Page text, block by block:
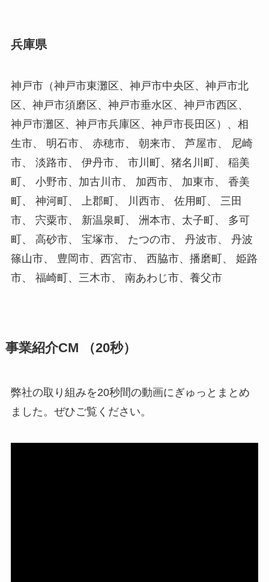
兵庫県
神戸市（神戸市東灘区、神戸市中央区、神戸市北
区、神戸市須磨区、神戸市垂水区、神戸市西区、
神戸市灘区、神戸市兵庫区、神戸市長田区）、相
生市、 明石市、 赤穂市、 朝来市、 芦屋市、 尼崎
市、 淡路市、 伊丹市、 市川町、猪名川町、 稲美
町、 小野市、加古川市、 加西市、 加東市、 香美
町、 神河町、 上郡町、 川西市、 佐用町、 三田
市、 宍粟市、 新温泉町、 洲本市、太子町、 多可
町、 高砂市、 宝塚市、 たつの市、 丹波市、 丹波
篠山市、 豊岡市、西宮市、 西脇市、播磨町、 姫路
市、 福崎町、三木市、 南あわじ市、養父市
事業紹介CM （20秒）
弊社の取り組みを20秒間の動画にぎゅっとまとめ
ました。ぜひご覧ください。